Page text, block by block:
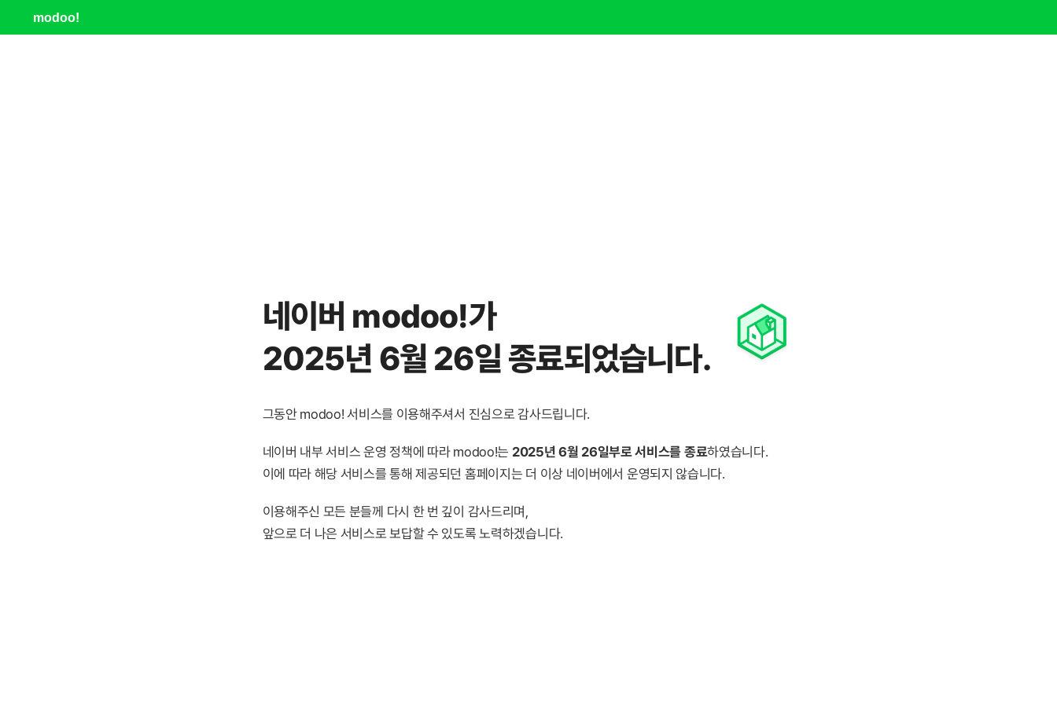
modoo!
네이버 modoo!가
2025년 6월 26일 종료되었습니다.
그동안 modoo! 서비스를 이용해주셔서 진심으로 감사드립니다.
네이버 내부 서비스 운영 정책에 따라 modoo!는 2025년 6월 26일부로 서비스를 종료하였습니다.
이에 따라 해당 서비스를 통해 제공되던 홈페이지는 더 이상 네이버에서 운영되지 않습니다.
이용해주신 모든 분들께 다시 한 번 깊이 감사드리며,
앞으로 더 나은 서비스로 보답할 수 있도록 노력하겠습니다.